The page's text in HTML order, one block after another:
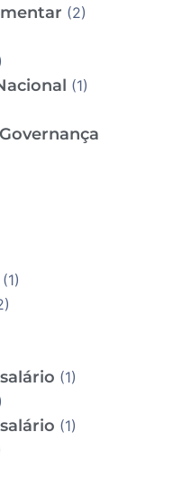
(2)
(1)
(1)
(1)
(1)